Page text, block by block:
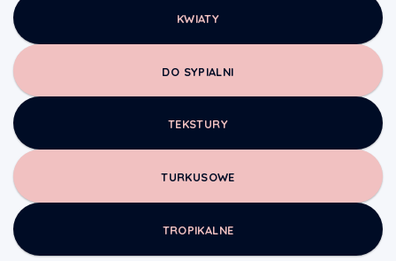
KWIATY
DO SYPIALNI
TEKSTURY
TURKUSOWE
TROPIKALNE